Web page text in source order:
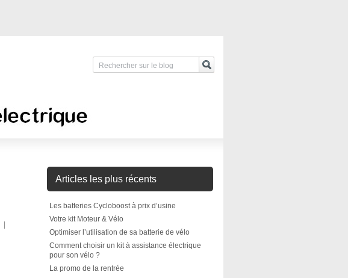
Articles les plus récents
Les batteries Cycloboost à prix d’usine
Votre kit Moteur & Vélo
Optimiser l’utilisation de sa batterie de vélo
Comment choisir un kit à assistance électrique
pour son vélo ?
La promo de la rentrée